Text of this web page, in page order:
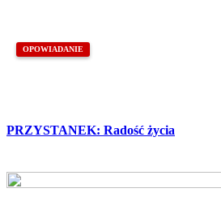
OPOWIADANIE
PRZYSTANEK: Radość życia